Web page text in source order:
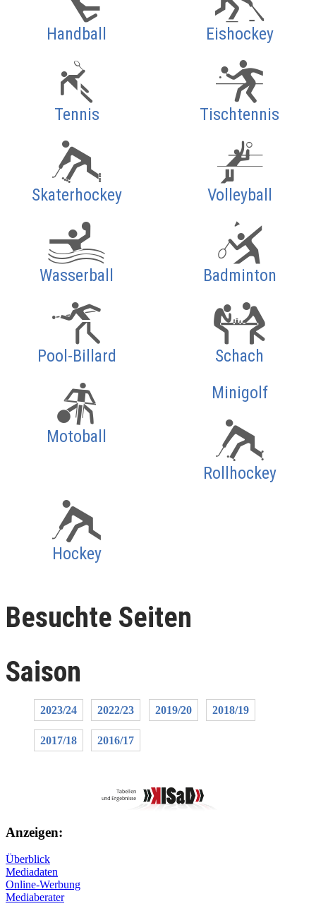
Handball Eishockey
Tennis Tischtennis
Skaterhockey Volleyball
Wasserball Badminton
Pool-Billard Schach
Motoball
Minigolf
Rollhockey
Hockey
Besuchte Seiten
Saison
2023/24 2022/23 2019/20 2018/19
2017/18 2016/17
Anzeigen:
Überblick
Mediadaten
Online-Werbung
Mediaberater